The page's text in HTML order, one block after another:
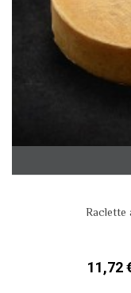
Raclette
11,72